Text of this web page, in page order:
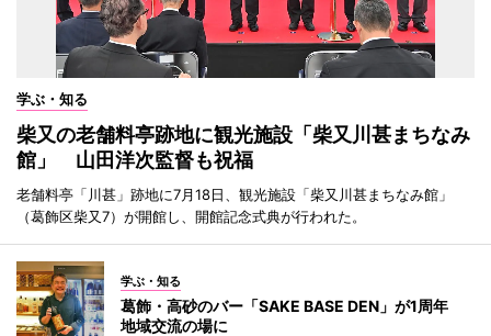
学ぶ・知る
柴又の老舗料亭跡地に観光施設「柴又川甚まちなみ
館」 山田洋次監督も祝福
老舗料亭「川甚」跡地に7月18日、観光施設「柴又川甚まちなみ館」
（葛飾区柴又7）が開館し、開館記念式典が行われた。
学ぶ・知る
葛飾・高砂のバー「SAKE BASE DEN」が1周年
地域交流の場に